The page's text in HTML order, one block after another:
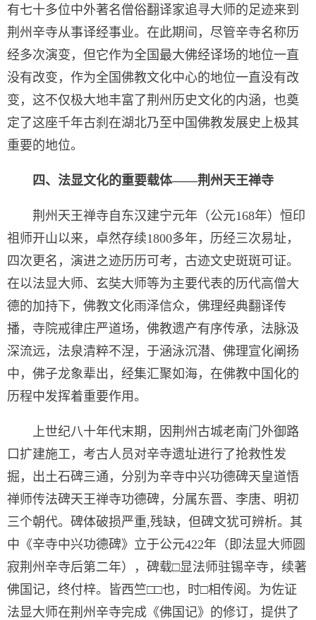
有七十多位中外著名僧俗翻译家追寻大师的足迹来到
荆州辛寺从事译经事业。在此期间，尽管辛寺名称历
经多次演变，但它作为全国最大佛经译场的地位一直
没有改变，作为全国佛教文化中心的地位一直没有改
变，这不仅极大地丰富了荆州历史文化的内涵，也奠
定了这座千年古刹在湖北乃至中国佛教发展史上极其
重要的地位。
四、法显文化的重要载体——荆州天王禅寺
荆州天王禅寺自东汉建宁元年（公元168年）恒印
祖师开山以来，卓然存续1800多年，历经三次易址，
四次更名，演进之迹历历可考，古迹文史斑斑可证。
在以法显大师、玄奘大师等为主要代表的历代高僧大
德的加持下，佛教文化雨泽信众，佛理经典翻译传
播，寺院戒律庄严道场，佛教遗产有序传承，法脉汲
深流远，法泉清粹不涅，于涵泳沉潜、佛理宣化阐扬
中，佛子龙象辈出，经集汇聚如海，在佛教中国化的
历程中发挥着重要作用。
上世纪八十年代末期，因荆州古城老南门外御路
口扩建施工，考古人员对辛寺遗址进行了抢救性发
掘，出土石碑三通，分别为辛寺中兴功德碑天皇道悟
禅师传法碑天王禅寺功德碑，分属东晋、李唐、明初
三个朝代。碑体破损严重,残缺，但碑文犹可辨析。其
中《辛寺中兴功德碑》立于公元422年（即法显大师圆
寂荆州辛寺后第二年），碑载□显法师驻锡辛寺，续著
佛国记，终付梓。皆西竺□□也，时□相传阅。为佐证
法显大师在荆州辛寺完成《佛国记》的修订，提供了